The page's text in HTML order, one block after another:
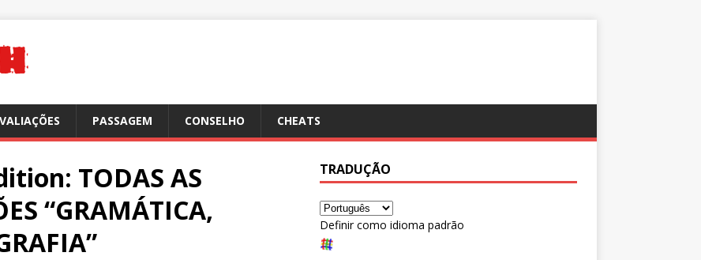
PASSAGEM CONSELHO CHEATS
TODAS AS
“GRAMÁTICA,
TRADUÇÃO
Definir como idioma padrão